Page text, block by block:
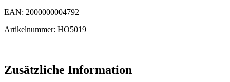
EAN: 2000000004792
Artikelnummer: HO5019
Zusätzliche Information